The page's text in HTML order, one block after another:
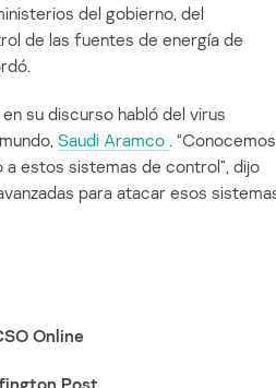
del gobierno, del
de las fuentes de energía de
su discurso habló del virus
Saudi Aramco . “Conocemos
estos sistemas de control”, dijo
para atacar esos
Online